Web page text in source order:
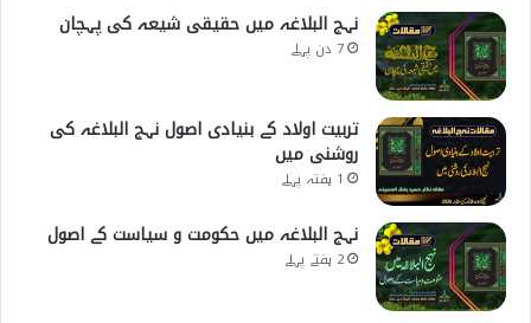
نہج البلاغہ میں حقیقی شیعہ کی پہچان
7 دن پہلے
تربیت اولاد کے بنیادی اصول نہج البلاغہ کی
روشنی میں
1 ہفتہ پہلے
نہج البلاغہ میں حکومت و سیاست کے اصول
2 ہفتے پہلے